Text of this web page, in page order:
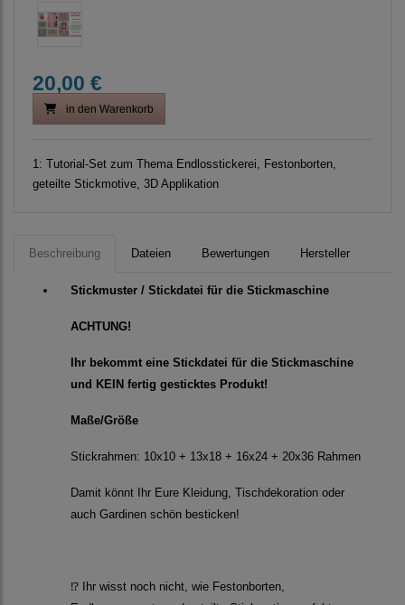
20,00 €
in den Warenkorb
1: Tutorial-Set zum Thema Endlosstickerei, Festonborten,
geteilte Stickmotive, 3D Applikation
Beschreibung Dateien Bewertungen Hersteller
Stickmuster / Stickdatei für die Stickmaschine
ACHTUNG!
Ihr bekommt eine Stickdatei für die Stickmaschine
und KEIN fertig gesticktes Produkt!
Maße/Größe
Stickrahmen: 10x10 + 13x18 + 16x24 + 20x36 Rahmen
Damit könnt Ihr Eure Kleidung, Tischdekoration oder
auch Gardinen schön besticken!
⁉️ Ihr wisst noch nicht, wie Festonborten,